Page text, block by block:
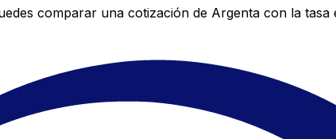
comparar una cotización de Argenta con la